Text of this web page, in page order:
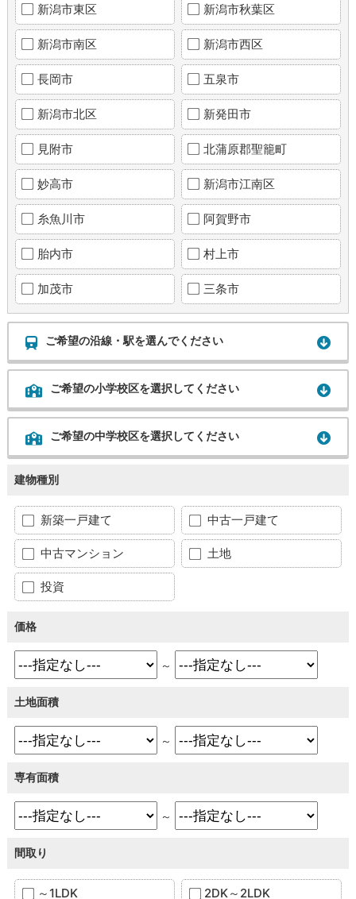
新潟市東区 新潟市秋葉区
新潟市南区 新潟市西区
長岡市 五泉市
新潟市北区 新発田市
見附市 北蒲原郡聖籠町
妙高市 新潟市江南区
糸魚川市 阿賀野市
胎内市 村上市
加茂市 三条市
ご希望の沿線・駅を選んでください
ご希望の小学校区を選択してください
ご希望の中学校区を選択してください
建物種別
新築一戸建て 中古一戸建て
中古マンション 土地
投資
価格
～
土地面積
～
専有面積
～
間取り
～1LDK 2DK～2LDK